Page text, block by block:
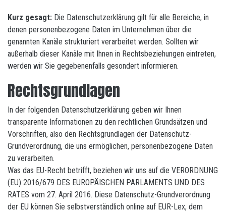
Kurz gesagt: Die Datenschutzerklärung gilt für alle Bereiche, in
denen personenbezogene Daten im Unternehmen über die
genannten Kanäle strukturiert verarbeitet werden. Sollten wir
außerhalb dieser Kanäle mit Ihnen in Rechtsbeziehungen eintreten,
werden wir Sie gegebenenfalls gesondert informieren.
Rechtsgrundlagen
In der folgenden Datenschutzerklärung geben wir Ihnen
transparente Informationen zu den rechtlichen Grundsätzen und
Vorschriften, also den Rechtsgrundlagen der Datenschutz-
Grundverordnung, die uns ermöglichen, personenbezogene Daten
zu verarbeiten.
Was das EU-Recht betrifft, beziehen wir uns auf die VERORDNUNG
(EU) 2016/679 DES EUROPÄISCHEN PARLAMENTS UND DES
RATES vom 27. April 2016. Diese Datenschutz-Grundverordnung
der EU können Sie selbstverständlich online auf EUR-Lex, dem